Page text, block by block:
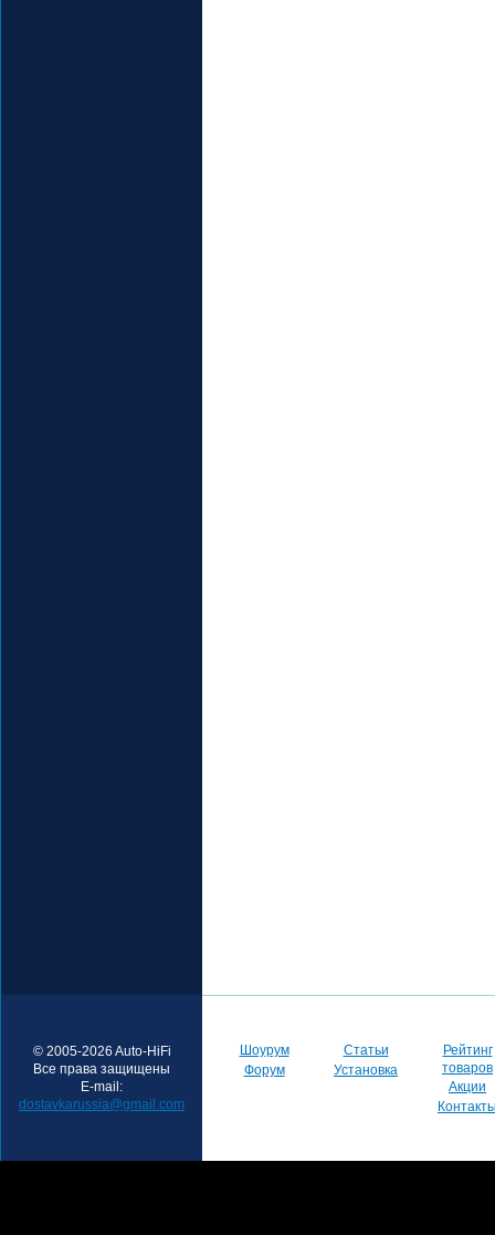
© 2005-2026 Auto-HiFi
Все права защищены
E-mail:
dostavkarussia@gmail.com
Шоурум
Форум
Статьи
Установка
Рейтинг
товаров
Акции